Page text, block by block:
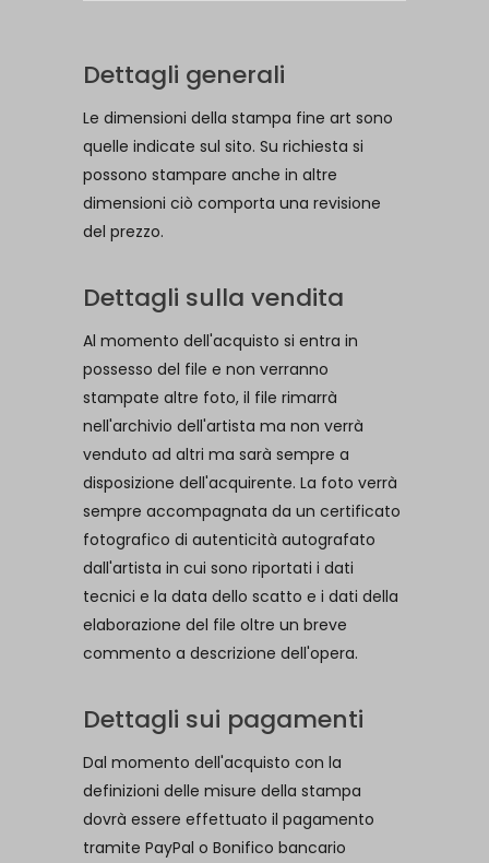
Dettagli generali
Le dimensioni della stampa fine art sono
quelle indicate sul sito. Su richiesta si
possono stampare anche in altre
dimensioni ciò comporta una revisione
del prezzo.
Dettagli sulla vendita
Al momento dell'acquisto si entra in
possesso del file e non verranno
stampate altre foto, il file rimarrà
nell'archivio dell'artista ma non verrà
venduto ad altri ma sarà sempre a
disposizione dell'acquirente. La foto verrà
sempre accompagnata da un certificato
fotografico di autenticità autografato
dall'artista in cui sono riportati i dati
tecnici e la data dello scatto e i dati della
elaborazione del file oltre un breve
commento a descrizione dell'opera.
Dettagli sui pagamenti
Dal momento dell'acquisto con la
definizioni delle misure della stampa
dovrà essere effettuato il pagamento
tramite PayPal o Bonifico bancario